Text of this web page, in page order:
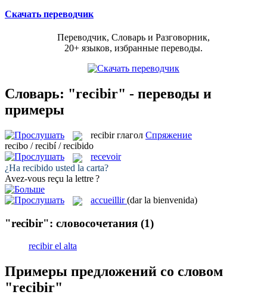
Скачать переводчик
Переводчик, Словарь и Разговорник,
20+ языков, избранные переводы.
Словарь: "recibir" - переводы и
примеры
recibir глагол Спряжение
recibo / recibí / recibido
recevoir
¿Ha recibido usted la carta?
Avez-vous reçu la lettre ?
accueillir (dar la bienvenida)
"recibir": словосочетания (1)
recibir el alta
Примеры предложений со словом
"recibir"